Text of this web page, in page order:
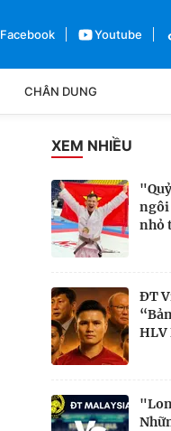
Facebook Youtube
CHÂN DUNG
XEM NHIỀU
ngôi
nhỏ
ĐT
HLV